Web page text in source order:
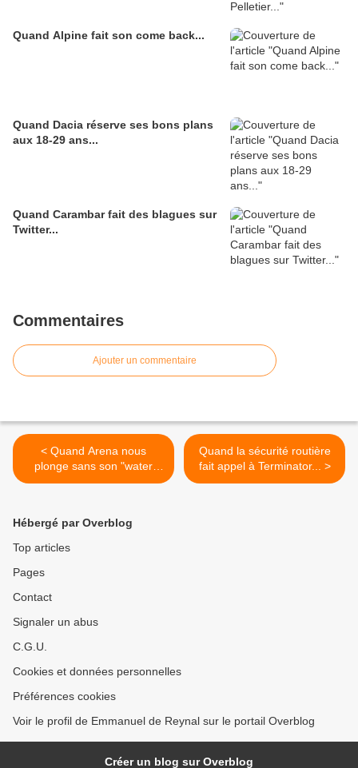
Quand Alpine fait son come back...
Quand Dacia réserve ses bons plans
aux 18-29 ans...
Quand Carambar fait des blagues sur
Twitter...
Commentaires
Ajouter un commentaire
< Quand Arena nous
plonge sans son "water
instinct"...
Quand la sécurité routière
fait appel à Terminator... >
Hébergé par Overblog
Top articles
Pages
Contact
Signaler un abus
C.G.U.
Cookies et données personnelles
Préférences cookies
Voir le profil de Emmanuel de Reynal sur le portail Overblog
Créer un blog sur Overblog